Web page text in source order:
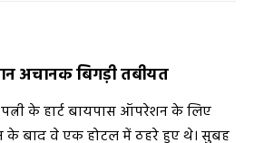
अचानक बिगड़ी तबीयत
के हार्ट बायपास ऑपरेशन के लिए
के बाद वे एक होटल में ठहरे हुए थे। सुबह